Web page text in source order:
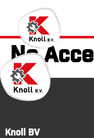
No
Knoll BV